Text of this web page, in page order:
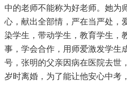
中的老师不能称为好老师。她为
心，献出全部情，严在当严处，
染学生，带动学生，教育学生，
事，学会合作，用师爱激发学生
号，张明的父亲因病在医院去世
岁时离婚，为了能让他安心中考